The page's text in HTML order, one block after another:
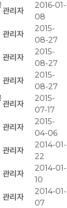
관리자
2016-01-
08
관리자
2015-
08-27
관리자
2015-
08-27
관리자
2015-
08-27
관리자
2015-
07-17
관리자
2015-
04-06
관리자
2014-01-
22
관리자
2014-01-
10
관리자
2014-01-
07